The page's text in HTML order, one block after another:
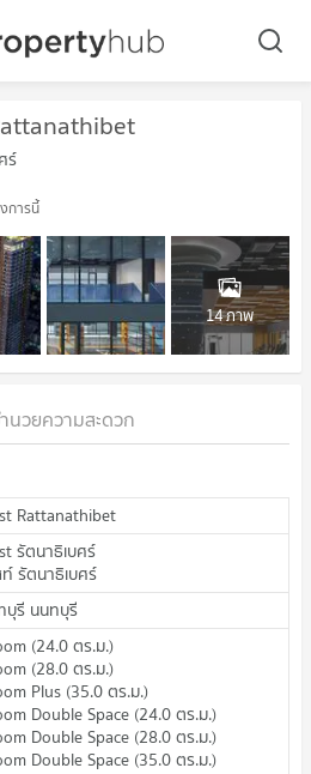
ร์
งการนี้
14 ภาพ
นวยความสะดวก
Rattanathibet
รัตนาธิเบศร์
ท์ รัตนาธิเบศร์
บุรี นนทบุรี
(24.0ตร.ม.)
(28.0ตร.ม.)
Plus (35.0ตร.ม.)
Double Space (24.0ตร.ม.)
Double Space (28.0ตร.ม.)
Double Space (35.0ตร.ม.)